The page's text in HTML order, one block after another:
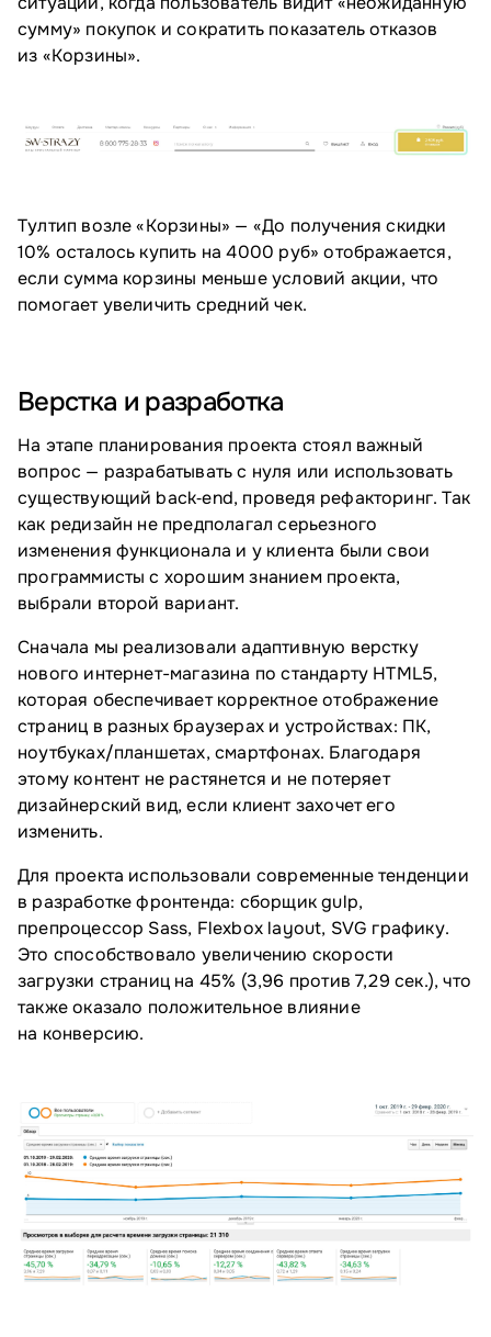
сумму» покупок и сократить показатель отказов
из «Корзины».
Тултип возле «Корзины» — «До получения скидки
10% осталось купить на 4000 руб» отображается,
если сумма корзины меньше условий акции, что
помогает увеличить средний чек.
Верстка и разработка
На этапе планирования проекта стоял важный
вопрос — разрабатывать с нуля или использовать
существующий back‑end, проведя рефакторинг. Так
как редизайн не предполагал серьезного
изменения функционала и у клиента были свои
программисты с хорошим знанием проекта,
выбрали второй вариант.
Сначала мы реализовали адаптивную верстку
нового интернет-магазина по стандарту HTML5,
которая обеспечивает корректное отображение
страниц в разных браузерах и устройствах: ПК,
ноутбуках/планшетах, смартфонах. Благодаря
этому контент не растянется и не потеряет
дизайнерский вид, если клиент захочет его
изменить.
Для проекта использовали современные тенденции
в разработке фронтенда: сборщик gulp,
препроцессор Sass, Flexbox layout, SVG графику.
Это способствовало увеличению скорости
загрузки страниц на 45% (3,96 против 7,29 сек.), что
также оказало положительное влияние
на конверсию.